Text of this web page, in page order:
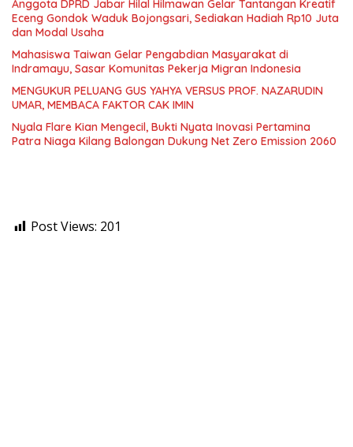
Anggota DPRD Jabar Hilal Hilmawan Gelar Tantangan Kreatif
Eceng Gondok Waduk Bojongsari, Sediakan Hadiah Rp10 Juta
dan Modal Usaha
Mahasiswa Taiwan Gelar Pengabdian Masyarakat di
Indramayu, Sasar Komunitas Pekerja Migran Indonesia
MENGUKUR PELUANG GUS YAHYA VERSUS PROF. NAZARUDIN
UMAR, MEMBACA FAKTOR CAK IMIN
Nyala Flare Kian Mengecil, Bukti Nyata Inovasi Pertamina
Patra Niaga Kilang Balongan Dukung Net Zero Emission 2060
Post Views: 201